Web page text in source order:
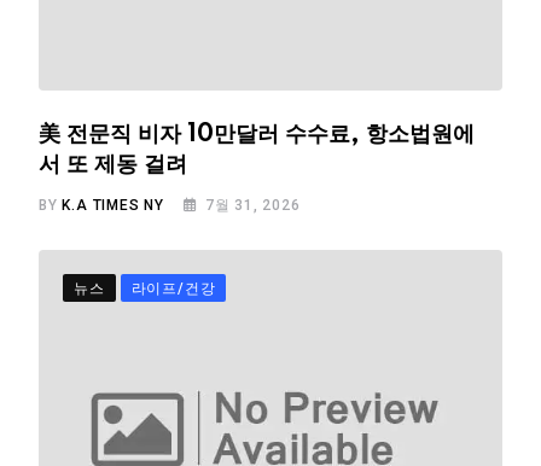
美 전문직 비자 10만달러 수수료, 항소법원에
서 또 제동 걸려
BY K.A TIMES NY 7월 31, 2026
뉴스 라이프/건강